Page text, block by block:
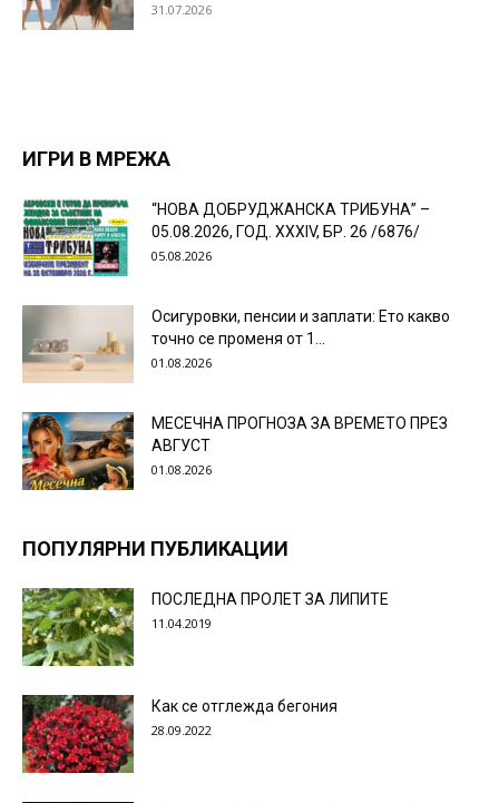
31.07.2026
ИГРИ В МРЕЖА
“НОВА ДОБРУДЖАНСКА ТРИБУНА” –
05.08.2026, ГОД. XXХIV, БР. 26 /6876/
05.08.2026
Осигуровки, пенсии и заплати: Ето какво
точно се променя от 1...
01.08.2026
МЕСЕЧНА ПРОГНОЗА ЗА ВРЕМЕТО ПРЕЗ
АВГУСТ
01.08.2026
ПОПУЛЯРНИ ПУБЛИКАЦИИ
ПОСЛЕДНА ПРОЛЕТ ЗА ЛИПИТЕ
11.04.2019
Как се отглежда бегония
28.09.2022